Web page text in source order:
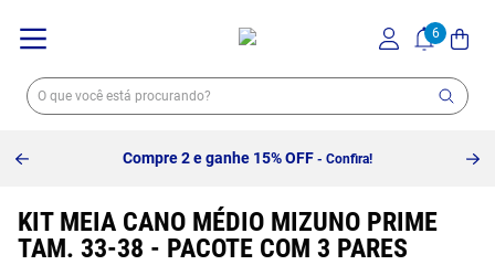
Confira! 10% off na primeira compra -
KIT MEIA CANO MÉDIO MIZUNO PRIME
TAM. 33-38 - PACOTE COM 3 PARES